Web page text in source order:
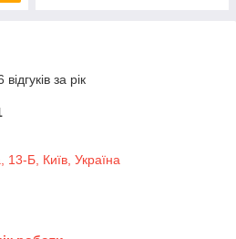
за рік
Б, Київ, Україна